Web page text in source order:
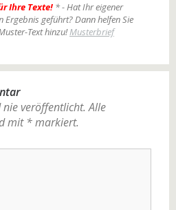
Ihre Texte! * - Hat Ihr eigener
geführt? Dann helfen Sie
Text hinzu!Musterbrief
nie veröffentlicht. Alle
mit *markiert.